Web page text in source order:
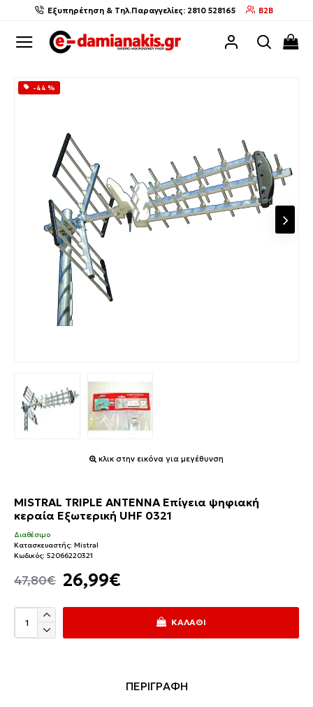
Εξυπηρέτηση & Τηλ.Παραγγελίες: 2810 528165 B2B
-44 %
κλικ στην εικόνα για μεγέθυνση
MISTRAL TRIPLE ANTENNA Επίγεια ψηφιακή
κεραία Εξωτερική UHF 0321
26,99€
47,80€
Διαθέσιμο
Κατασκευαστής: Mistral
Κωδικός: 52066220321
ΚΑΛΆΘΙ
ΠΕΡΙΓΡΑΦΗ